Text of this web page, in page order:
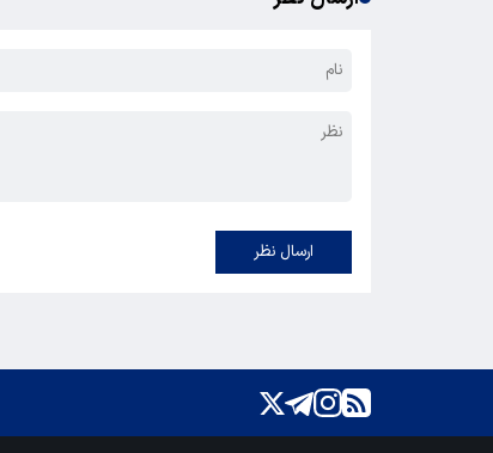
ارسال نظر